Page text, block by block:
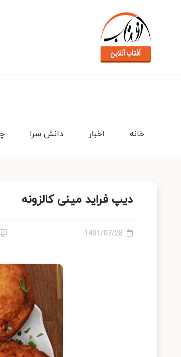
دانش سرا اخبار خانه
دیپ فراید مینی کالزونه
1401/07/28